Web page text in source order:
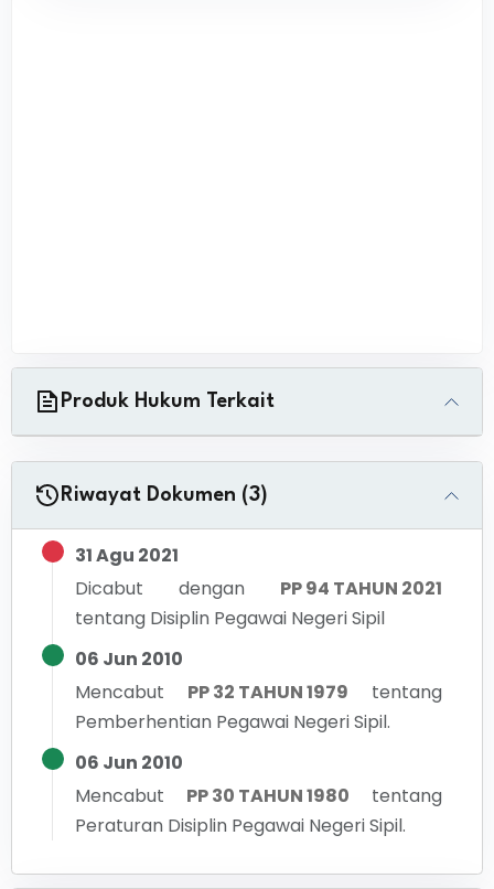
Produk Hukum Terkait
Riwayat Dokumen (3)
31 Agu 2021
Dicabut dengan
PP 94 TAHUN 2021
tentang Disiplin Pegawai Negeri Sipil
06 Jun 2010
Mencabut
PP 32 TAHUN 1979
tentang
Pemberhentian Pegawai Negeri Sipil.
06 Jun 2010
Mencabut
PP 30 TAHUN 1980
tentang
Peraturan Disiplin Pegawai Negeri Sipil.